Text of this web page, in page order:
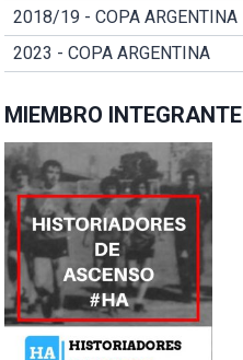
2018/19 - COPA ARGENTINA
2023 - COPA ARGENTINA
MIEMBRO INTEGRANTE